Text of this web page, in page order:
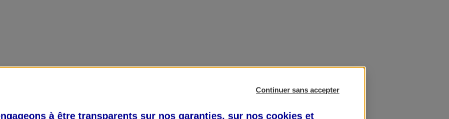
Continuer sans accepter
à être transparents sur nos garanties, sur nos cookies et